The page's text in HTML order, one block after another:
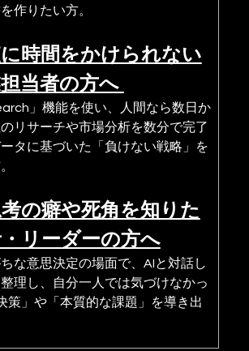
作りたい方。
時間をかけられない
当者の方へ
」機能を使い、人間なら数日か
リサーチや市場分析を数分で完了
タに基づいた「負けない戦略」を
の癖や死角を知りた
リーダーの方へ
な意思決定の場面で、AIと対話し
理し、自分一人では気づけなかっ
策」や「本質的な課題」を導き出